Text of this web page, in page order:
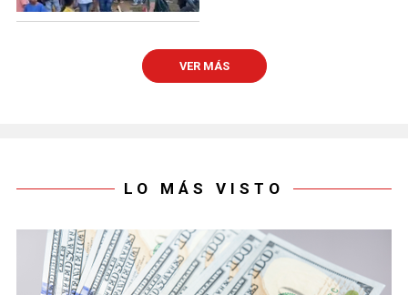
VER MÁS
LO MÁS VISTO